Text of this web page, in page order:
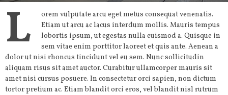
L
orem vulputate arcu eget metus consequat venenatis.
Etiam ut arcu ac lacus interdum mollis. Mauris tempus
lobortis ipsum, ut egestas nulla euismod a. Quisque in
sem vitae enim porttitor laoreet et quis ante. Aenean a
dolor ut nisi rhoncus tincidunt vel eu sem. Nunc sollicitudin
aliquam risus sit amet auctor. Curabitur ullamcorper mauris sit
amet nisi cursus posuere. In consectetur orci sapien, non dictum
tortor pretium ac. Etiam blandit orci eros, vel blandit nisl rutrum